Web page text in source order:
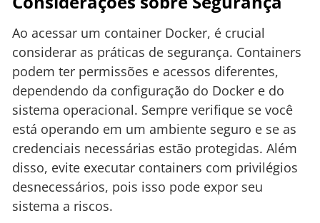
Ao acessar um container Docker, é crucial
considerar as práticas de segurança. Containers
podem ter permissões e acessos diferentes,
dependendo da configuração do Docker e do
sistema operacional. Sempre verifique se você
está operando em um ambiente seguro e se as
credenciais necessárias estão protegidas. Além
disso, evite executar containers com privilégios
desnecessários, pois isso pode expor seu
sistema a riscos.